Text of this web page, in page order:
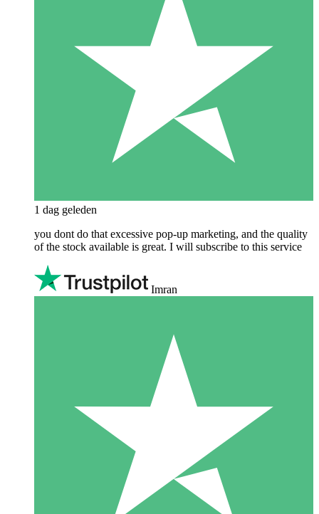
1 dag geleden
you dont do that excessive pop-up marketing, and the quality
of the stock available is great. I will subscribe to this service
Imran